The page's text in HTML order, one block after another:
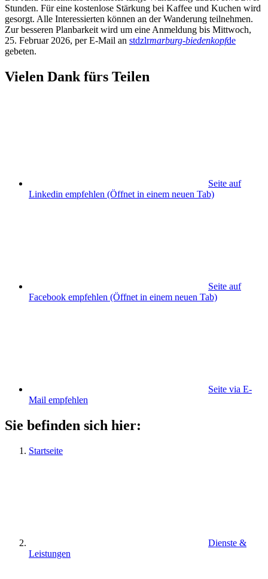
Stunden. Für eine kostenlose Stärkung bei Kaffee und Kuchen wird
gesorgt. Alle Interessierten können an der Wanderung teilnehmen.
Zur besseren Planbarkeit wird um eine Anmeldung bis Mittwoch,
25. Februar 2026, per E-Mail an stdzlrmarburg-biedenkopfde
gebeten.
Vielen Dank fürs Teilen
Seite auf
Linkedin empfehlen (Öffnet in einem neuen Tab)
Seite auf
Facebook empfehlen (Öffnet in einem neuen Tab)
Seite via E-
Mail empfehlen
Sie befinden sich hier:
Startseite
Dienste &
Leistungen